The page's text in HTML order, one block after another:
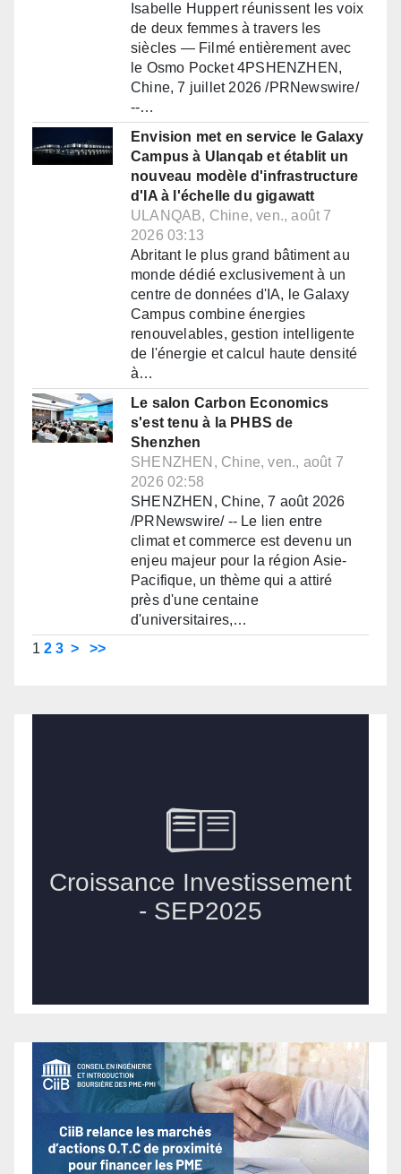
Isabelle Huppert réunissent les voix
de deux femmes à travers les
siècles — Filmé entièrement avec
le Osmo Pocket 4PSHENZHEN,
Chine, 7 juillet 2026 /PRNewswire/
--…
Envision met en service le Galaxy
Campus à Ulanqab et établit un
nouveau modèle d'infrastructure
d'IA à l'échelle du gigawatt
ULANQAB, Chine, ven., août 7
2026 03:13
Abritant le plus grand bâtiment au
monde dédié exclusivement à un
centre de données d'IA, le Galaxy
Campus combine énergies
renouvelables, gestion intelligente
de l'énergie et calcul haute densité
à…
Le salon Carbon Economics
s'est tenu à la PHBS de
Shenzhen
SHENZHEN, Chine, ven., août 7
2026 02:58
SHENZHEN, Chine, 7 août 2026
/PRNewswire/ -- Le lien entre
climat et commerce est devenu un
enjeu majeur pour la région Asie-
Pacifique, un thème qui a attiré
près d'une centaine
d'universitaires,…
1 2 3 > >>